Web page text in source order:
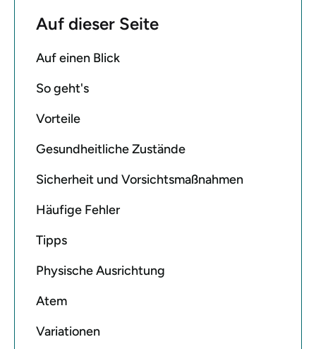
Auf dieser Seite
Auf einen Blick
So geht's
Vorteile
Gesundheitliche Zustände
Sicherheit und Vorsichtsmaßnahmen
Häufige Fehler
Tipps
Physische Ausrichtung
Atem
Variationen